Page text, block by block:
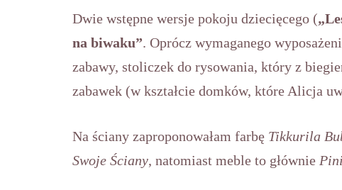
Dwie wstępne wersje pokoju dziecięcego (
na biwaku”. Oprócz wymaganego
zabawy, stoliczek do rysowania, który z
zabawek (w kształcie domków, które Alicja
Na ściany zaproponowałam farbę Tikkurila
Swoje Ściany, natomiast meble to głównie